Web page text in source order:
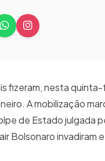
fizeram, nesta
A mobilização
de Estado julgada
Bolsonaro invadiram